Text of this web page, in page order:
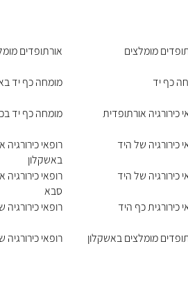
מומלצים
כף יד
כירורגיה אורתופדית
כירורגיה של היד
כירורגיה של היד
כירורגית כף היד
מומלצים באשקלון
אורתופדים
מומחה כף יד
מומחה כף יד
רופאי כירורגיה
באשקלון
רופאי
סבא
רופאי
רופאי